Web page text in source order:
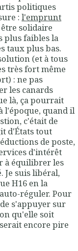
politiques
: l'emprunt
solidaire
plus faibles la
taux plus bas.
(et à tous
très fort même
: ne pas
les canards
là, ça pourrait
l'époque, quand il
c'était de
d'États tout
de poste,
d'intérêt
à équilibrer les
Je suis libéral,
H16 en la
réguler. Pour
s'appuyer sur
qu'elle soit
encore pire